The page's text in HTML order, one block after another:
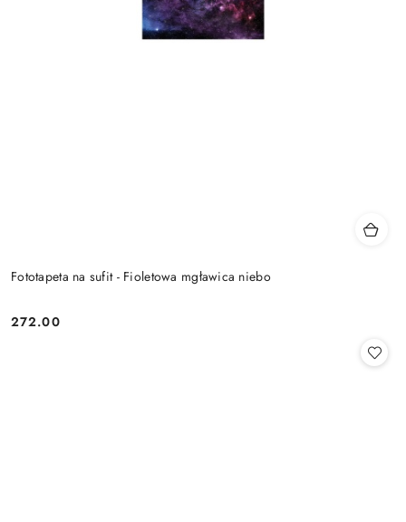
Fototapeta na sufit - Fioletowa mgławica niebo
Cena:
272.00